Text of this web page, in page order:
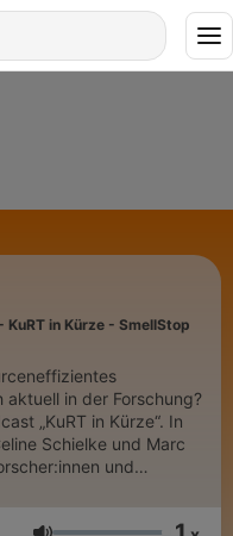
KuRT in Kürze - SmellStop
in der Forschung?
„KuRT in Kürze“. In
Schielke und Marc
und
der